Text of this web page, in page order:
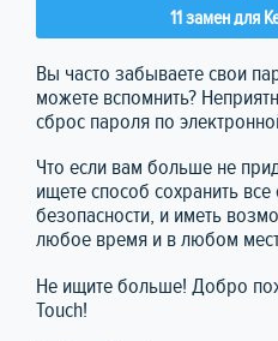
11 замен для
Вы часто забываете свои
можете вспомнить?
сброс пароля по
Что если вам больше не
ищете способ сохранить
безопасности, и иметь
любое время и в любом
Не ищите больше! Добро
Touch!